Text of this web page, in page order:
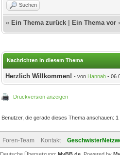
Suchen
« Ein Thema zurück Ein Thema vor
Nachrichten in diesem Thema
Herzlich Willkommen! - von Hannah -
Druckversion anzeigen
Benutzer, die gerade dieses Thema anschauen:
Foren-Team Kontakt